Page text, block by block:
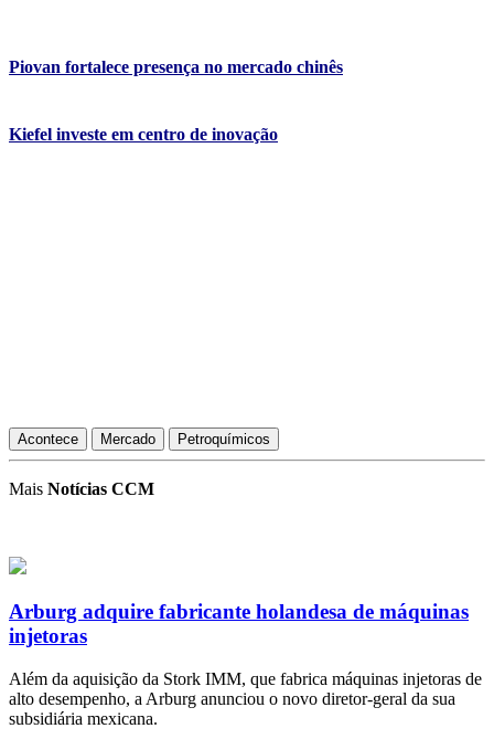
Piovan fortalece presença no mercado chinês
Kiefel investe em centro de inovação
Acontece Mercado Petroquímicos
Mais Notícias CCM
Arburg adquire fabricante holandesa de máquinas
injetoras
Além da aquisição da Stork IMM, que fabrica máquinas injetoras de
alto desempenho, a Arburg anunciou o novo diretor-geral da sua
subsidiária mexicana.